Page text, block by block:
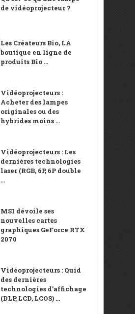
de vidéoprojecteur ?
Les Créateurs Bio, LA
boutique en ligne de
produits Bio ...
Vidéoprojecteurs :
Acheter des lampes
originales ou des
hybrides moins ...
Vidéoprojecteurs : Les
dernières technologies
laser (RGB, 6P, 6P double
...
MSI dévoile ses
nouvelles cartes
graphiques GeForce RTX
2070
Vidéoprojecteurs : Quid
des dernières
technologies d’affichage
(DLP, LCD, LCOS) ...